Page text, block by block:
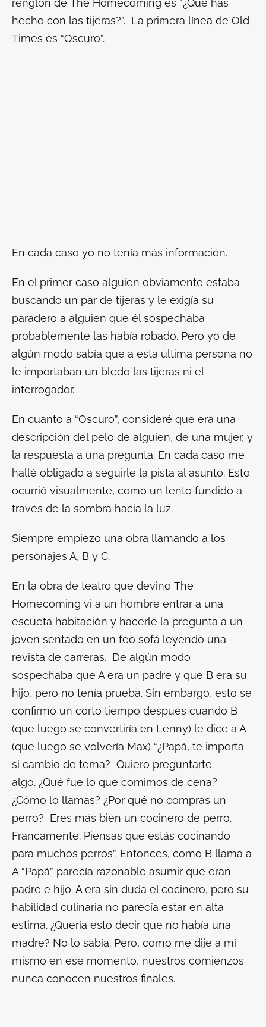
hecho con las tijeras?”. La primera línea de Old
Times es “Oscuro”.
En cada caso yo no tenía más información.
En el primer caso alguien obviamente estaba
buscando un par de tijeras y le exigía su
paradero a alguien que él sospechaba
probablemente las había robado. Pero yo de
algún modo sabía que a esta última persona no
le importaban un bledo las tijeras ni el
interrogador.
En cuanto a “Oscuro”, consideré que era una
descripción del pelo de alguien, de una mujer, y
la respuesta a una pregunta. En cada caso me
hallé obligado a seguirle la pista al asunto. Esto
ocurrió visualmente, como un lento fundido a
través de la sombra hacia la luz.
Siempre empiezo una obra llamando a los
personajes A, B y C.
En la obra de teatro que devino The
Homecoming vi a un hombre entrar a una
escueta habitación y hacerle la pregunta a un
joven sentado en un feo sofá leyendo una
revista de carreras. De algún modo
sospechaba que A era un padre y que B era su
hijo, pero no tenía prueba. Sin embargo, esto se
confirmó un corto tiempo después cuando B
(que luego se convertiría en Lenny) le dice a A
(que luego se volvería Max) “¿Papá, te importa
si cambio de tema? Quiero preguntarte
algo. ¿Qué fue lo que comimos de cena?
¿Cómo lo llamas? ¿Por qué no compras un
perro? Eres más bien un cocinero de perro.
Francamente. Piensas que estás cocinando
para muchos perros”. Entonces, como B llama a
A “Papá” parecía razonable asumir que eran
padre e hijo. A era sin duda el cocinero, pero su
habilidad culinaria no parecía estar en alta
estima. ¿Quería esto decir que no había una
madre? No lo sabía. Pero, como me dije a mí
mismo en ese momento, nuestros comienzos
nunca conocen nuestros finales.